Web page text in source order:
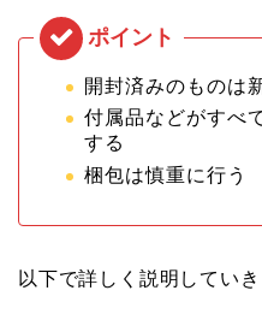
開封済みのものは
付属品などがすべ
する
梱包は慎重に行う
以下で詳しく説明していき